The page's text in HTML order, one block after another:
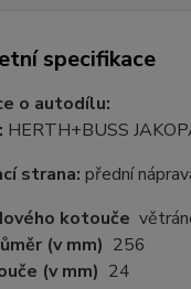
specifikace
o autodílu:
HERTH+BUSS
strana: přední
kotouče
(v mm) 256
(v mm) 24